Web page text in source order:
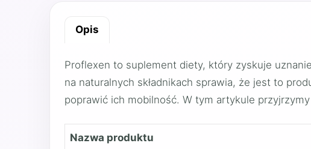
Opis
Proflexen to suplement diety, który zyskuje
na naturalnych składnikach sprawia, że jest to
poprawić ich mobilność. W tym artykule
Nazwa produktu